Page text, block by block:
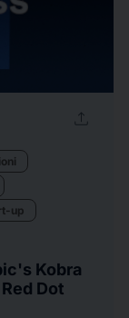
upload
up
Kobra
Dot